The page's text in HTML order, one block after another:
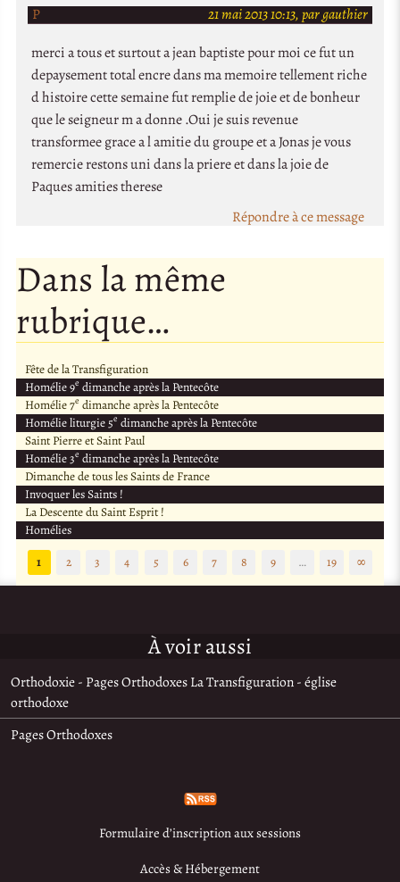
P
21 mai 2013 10:13, par gauthier
merci a tous et surtout a jean baptiste pour moi ce fut un
depaysement total encre dans ma memoire tellement riche
d histoire cette semaine fut remplie de joie et de bonheur
que le seigneur m a donne .Oui je suis revenue
transformee grace a l amitie du groupe et a Jonas je vous
remercie restons uni dans la priere et dans la joie de
Paques amities therese
Répondre à ce message
Dans la même
rubrique…
Fête de la Transfiguration
Homélie 9e dimanche après la Pentecôte
Homélie 7e dimanche après la Pentecôte
Homélie liturgie 5e dimanche après la Pentecôte
Saint Pierre et Saint Paul
Homélie 3e dimanche après la Pentecôte
Dimanche de tous les Saints de France
Invoquer les Saints !
La Descente du Saint Esprit !
Homélies
1
2 3 4 5 6 7 8 9 … 19 ∞
À voir aussi
Orthodoxie - Pages Orthodoxes La Transfiguration - église
orthodoxe
Pages Orthodoxes
Formulaire d’inscription aux sessions
Accès & Hébergement